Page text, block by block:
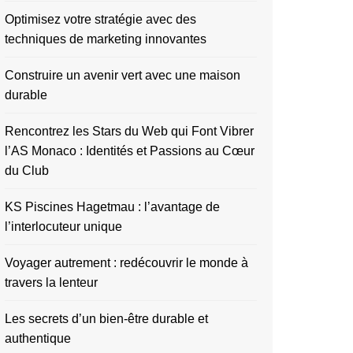
Optimisez votre stratégie avec des
techniques de marketing innovantes
Construire un avenir vert avec une maison
durable
Rencontrez les Stars du Web qui Font Vibrer
l’AS Monaco : Identités et Passions au Cœur
du Club
KS Piscines Hagetmau : l’avantage de
l’interlocuteur unique
Voyager autrement : redécouvrir le monde à
travers la lenteur
Les secrets d’un bien-être durable et
authentique